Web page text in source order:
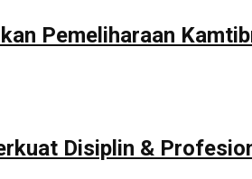
Pemeliharaan
Disiplin &